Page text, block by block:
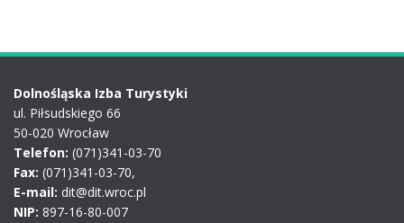
Dolnośląska Izba Turystyki
ul. Piłsudskiego 66
50-020 Wrocław
Telefon: (071)341-03-70
Fax: (071)341-03-70,
E-mail: dit@dit.wroc.pl
NIP: 897-16-80-007